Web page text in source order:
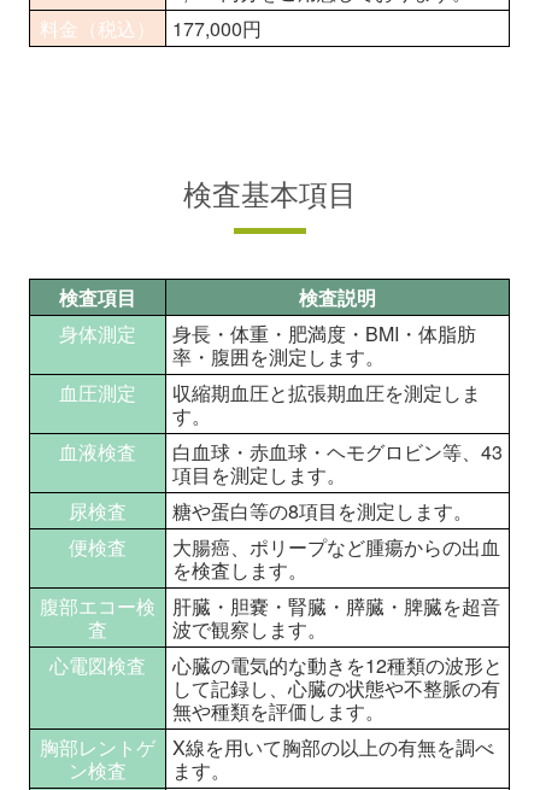
料金（税込）
177,000円
検査基本項目
検査項目
検査説明
身体測定
身長・体重・肥満度・BMI・体脂肪
率・腹囲を測定します。
血圧測定
収縮期血圧と拡張期血圧を測定しま
す。
血液検査
白血球・赤血球・ヘモグロビン等、43
項目を測定します。
尿検査
糖や蛋白等の8項目を測定します。
便検査
大腸癌、ポリープなど腫瘍からの出血
を検査します。
腹部エコー検
査
肝臓・胆嚢・腎臓・膵臓・脾臓を超音
波で観察します。
心電図検査
心臓の電気的な動きを12種類の波形と
して記録し、心臓の状態や不整脈の有
無や種類を評価します。
胸部レントゲ
ン検査
X線を用いて胸部の以上の有無を調べ
ます。